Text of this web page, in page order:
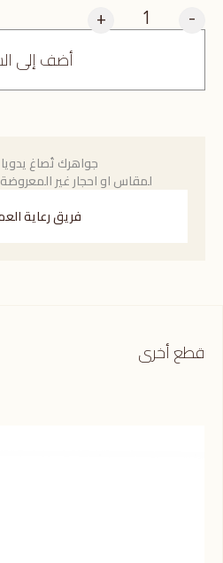
-
+
أضف إلى
جواهرك تُصاغ
لمقاس او احجار غير المعروضة
فريق رعاية
قطع أخرى